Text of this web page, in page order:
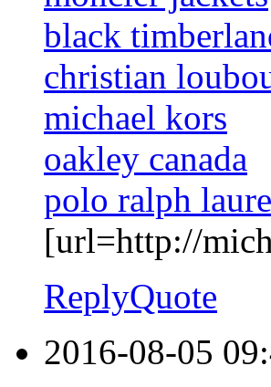
black
christian
michael kors
oakley canada
polo ralph
[url=http://
ReplyQuote
2016-08-05